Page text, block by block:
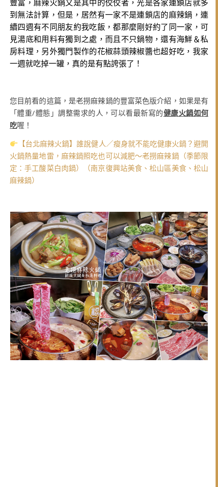
豐富，麻辣火鍋又是其中的佼佼者，光是各家連鎖店就多
到無法計算，但是，居然有一家不是連鎖店的麻辣鍋，連
續四週有不同朋友約我吃飯，都那麼剛好約了同一家，可
見湯底和用料有獨到之處，而且不只鍋物，還有海鮮＆私
房料理，另外獨門製作的花椒蒜頭辣椒醬也超好吃，我家
一週就吃掉一罐，真的是有點誇張了！
您目前看的這篇，是老撈麻辣鍋的豐富菜色版介紹，如果是有
「體重/體態」調整需求的人，可以看最新寫的健康火鍋如何
吃喔！
【台北麻辣火鍋】誰說健人／瘦身就不能吃健康火鍋？避開
火鍋熱量地雷，麻辣鍋照吃也可以減肥～老撈麻辣鍋（季節限
定：手工酸菜白肉鍋）（南京復興站美食、松山區美食、松山
麻辣鍋）